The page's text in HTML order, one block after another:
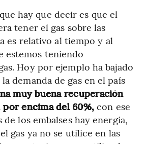
hay que decir es que el
tener el gas sobre las
es relativo al tiempo y al
estemos teniendo
Hoy por ejemplo ha bajado
demanda de gas en el país
muy buena recuperación
por encima del 60%, con ese
los embalses hay energía,
gas ya no se utilice en las